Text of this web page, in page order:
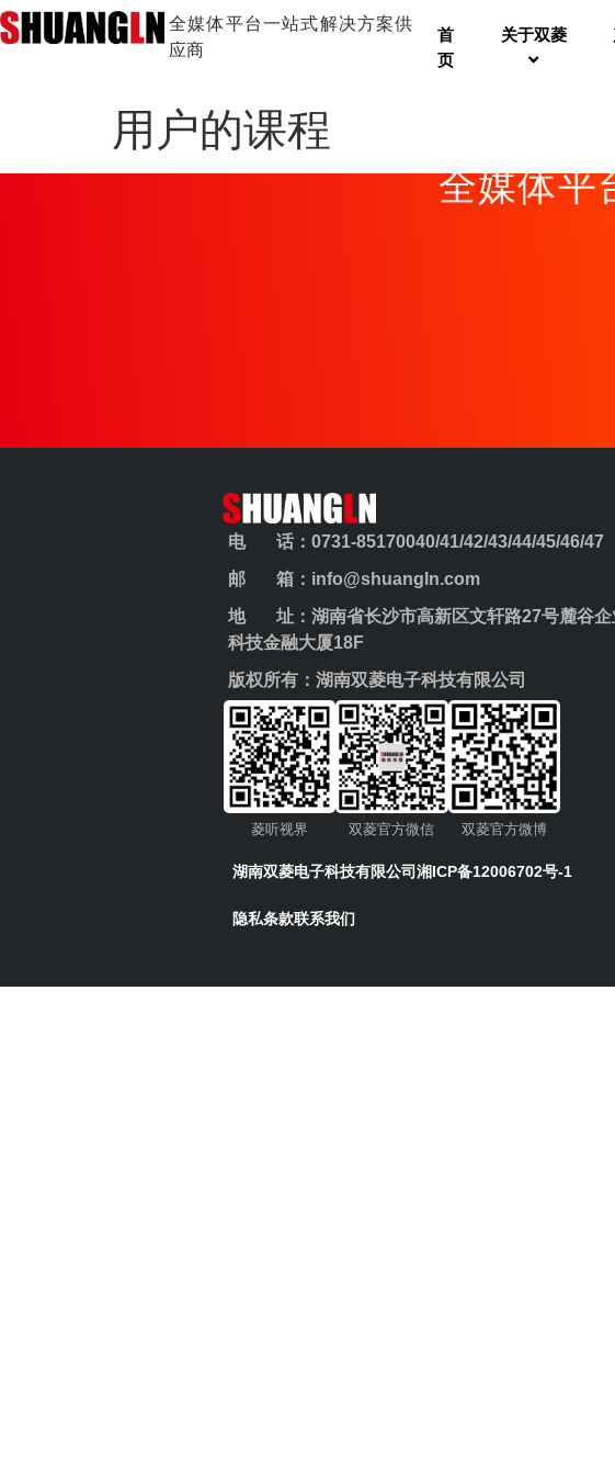
全媒体平台一站式解决方案供
应商
首
页
关于双菱
用户的课程
全媒体平
电 话：0731-85170040/41/42/43/44/45/46/47
邮 箱：info@shuangln.com
地 址：湖南省长沙市高新区文轩路27号麓谷企
科技金融大厦18F
版权所有：湖南双菱电子科技有限公司
菱听视界 双菱官方微信 双菱官方微博
湖南双菱电子科技有限公司湘ICP备12006702号-1
隐私条款联系我们